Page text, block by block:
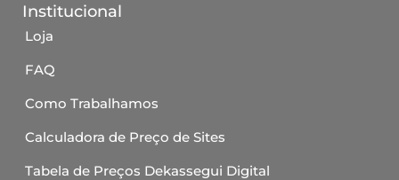
Institucional
Loja
FAQ
Como Trabalhamos
Calculadora de Preço de Sites
Tabela de Preços Dekassegui Digital